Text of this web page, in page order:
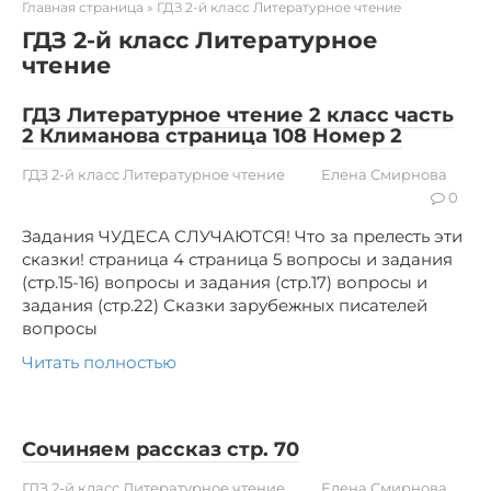
Главная страница » ГДЗ 2-й класс Литературное чтение
ГДЗ 2-й класс Литературное
чтение
ГДЗ Литературное чтение 2 класс часть
2 Климанова страница 108 Номер 2
ГДЗ 2-й класс Литературное чтение
Елена Смирнова
0
Задания ЧУДЕСА СЛУЧАЮТСЯ! Что за прелесть эти
сказки! страница 4 страница 5 вопросы и задания
(стр.15-16) вопросы и задания (стр.17) вопросы и
задания (стр.22) Сказки зарубежных писателей
вопросы
Читать полностью
Сочиняем рассказ стр. 70